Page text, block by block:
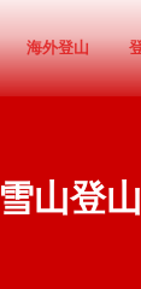
海外登山
山登